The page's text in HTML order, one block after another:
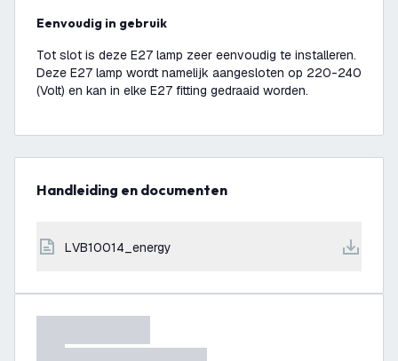
Eenvoudig in gebruik
Tot slot is deze E27 lamp zeer eenvoudig te installeren.
Deze E27 lamp wordt namelijk aangesloten op 220-240
(Volt) en kan in elke E27 fitting gedraaid worden.
Handleiding en documenten
LVB10014_energy